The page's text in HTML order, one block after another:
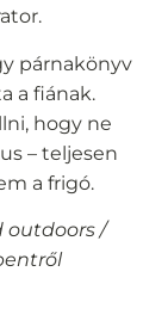
párnakönyv
a fiának.
hogy ne
– teljesen
a frigó.
outdoors /